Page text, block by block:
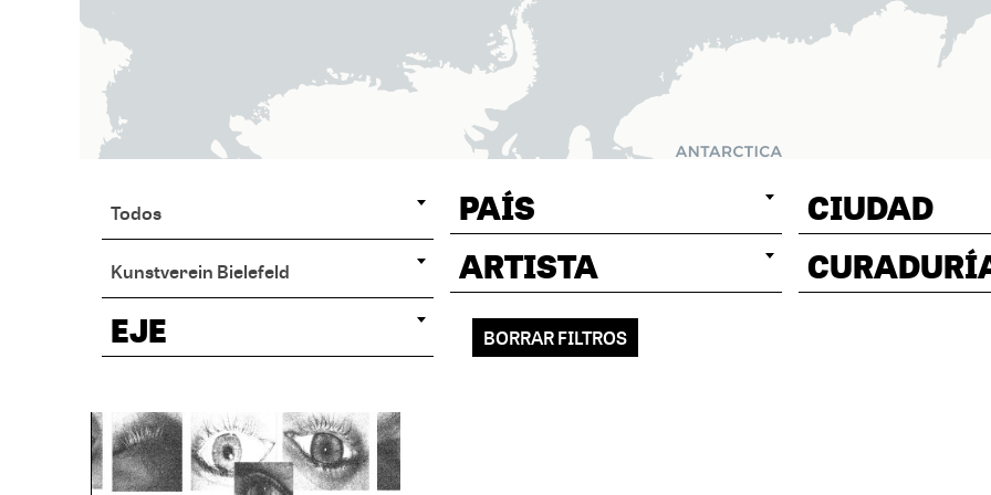
Todos PAÍS CIUDAD
Kunstverein Bielefeld ARTISTA
EJE
BORRAR FILTROS